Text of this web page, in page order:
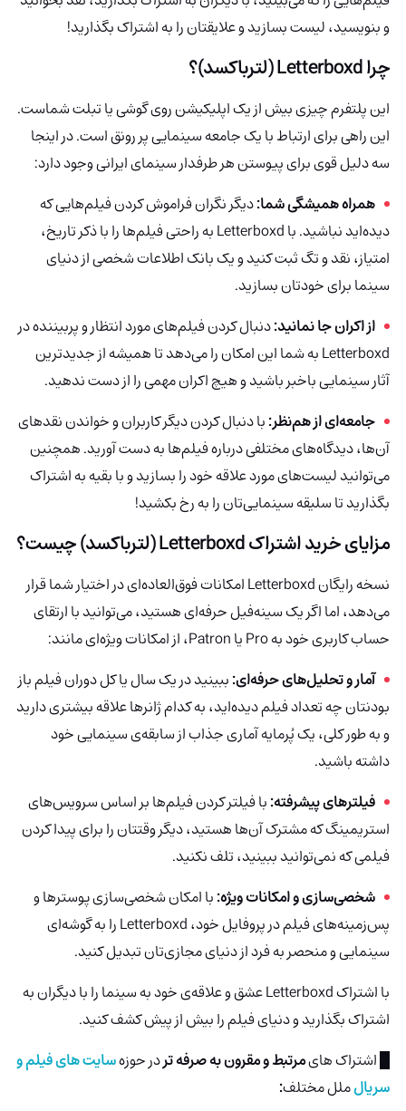
و بنویسید، لیست بسازید و علایقتان را به اشتراک بگذارید!
چرا Letterboxd (لترباکسد)؟
این پلتفرم چیزی بیش از یک اپلیکیشن روی گوشی یا تبلت شماست.
این راهی برای ارتباط با یک جامعه سینمایی پر رونق است. در اینجا
سه دلیل قوی برای پیوستن هر طرفدار سینمای ایرانی وجود دارد:
همراه همیشگی شما:دیگر نگران فراموش کردن فیلم‌هایی که
دیده‌اید نباشید. با Letterboxd به راحتی فیلم‌ها را با ذکر تاریخ،
امتیاز، نقد و تگ ثبت کنید و یک بانک اطلاعات شخصی از دنیای
سینما برای خودتان بسازید.
از اکران جا نمانید:دنبال کردن فیلم‌های مورد انتظار و پربیننده در
Letterboxd به شما این امکان را می‌دهد تا همیشه از جدیدترین
آثار سینمایی باخبر باشید و هیچ اکران مهمی را از دست ندهید.
جامعه‌ای از هم‌نظر:با دنبال کردن دیگر کاربران و خواندن نقدهای
آن‌ها، دیدگاه‌های مختلفی درباره فیلم‌ها به دست آورید. همچنین
می‌توانید لیست‌های مورد علاقه خود را بسازید و با بقیه به اشتراک
بگذارید تا سلیقه سینمایی‌تان را به رخ بکشید!
مزایای خرید اشتراک Letterboxd (لترباکسد) چیست؟
نسخه رایگان Letterboxd امکانات فوق‌العاده‌ای در اختیار شما قرار
می‌دهد، اما اگر یک سینه‌فیل حرفه‌ای هستید، می‌توانید با ارتقای
حساب کاربری خود به Pro یا Patron، از امکانات ویژه‌ای مانند:
آمار و تحلیل‌های حرفه‌ای:ببینید در یک سال یا کل دوران فیلم باز
بودنتان چه تعداد فیلم دیده‌اید، به کدام ژانرها علاقه بیشتری دارید
و به طور کلی، یک پُرمایه آماری جذاب از سابقه‌ی سینمایی خود
داشته باشید.
فیلترهای پیشرفته:با فیلتر کردن فیلم‌ها بر اساس سرویس‌های
استریمینگ که مشترک آن‌ها هستید، دیگر وقتتان را برای پیدا کردن
فیلمی که نمی‌توانید ببینید، تلف نکنید.
شخصی‌سازی و امکانات ویژه:با امکان شخصی‌سازی پوسترها و
پس‌زمینه‌های فیلم در پروفایل خود، Letterboxd را به گوشه‌ای
سینمایی و منحصر به فرد از دنیای مجازی‌تان تبدیل کنید.
با اشتراک Letterboxd عشق و علاقه‌ی خود به سینما را با دیگران به
اشتراک بگذارید و دنیای فیلم را بیش از پیش کشف کنید.
█ اشتراک هایمرتبط و مقرون به صرفه تردر حوزهسایت های فیلم و
سریالملل مختلف: